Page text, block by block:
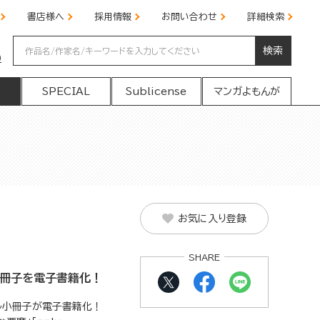
書店様へ 採用情報 お問い合わせ 詳細検索
検索
SPECIAL Sublicense マンガよもんが
子を電子書籍化！
冊子が電子書籍化！
お気に入り登録
SHARE